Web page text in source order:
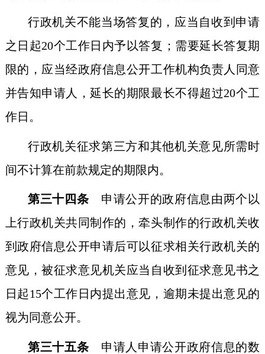
行政机关不能当场答复的，应当自收到申请
之日起20个工作日内予以答复；需要延长答复期
限的，应当经政府信息公开工作机构负责人同意
并告知申请人，延长的期限最长不得超过20个工
作日。
行政机关征求第三方和其他机关意见所需时
间不计算在前款规定的期限内。
第三十四条 申请公开的政府信息由两个以
上行政机关共同制作的，牵头制作的行政机关收
到政府信息公开申请后可以征求相关行政机关的
意见，被征求意见机关应当自收到征求意见书之
日起15个工作日内提出意见，逾期未提出意见的
视为同意公开。
第三十五条 申请人申请公开政府信息的数